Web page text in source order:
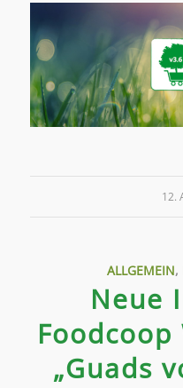
12.
ALLGEMEIN,
Neue
„Guads